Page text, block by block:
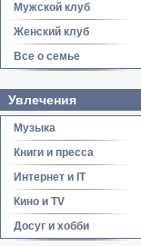
Мужской клуб
Женский клуб
Все о семье
Увлечения
Музыка
Книги и пресса
Интернет и IT
Кино и TV
Досуг и хобби